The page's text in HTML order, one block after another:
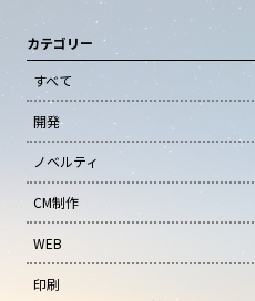
カテゴリー
すべて
開発
ノベルティ
CM制作
WEB
印刷